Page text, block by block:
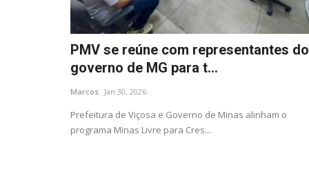
PMV se reúne com representantes do
governo de MG para t...
Marcos Jan 30, 2026
Prefeitura de Viçosa e Governo de Minas alinham o
programa Minas Livre para Cres...